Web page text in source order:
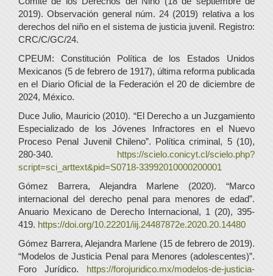
2019). Observación general núm. 24 (2019) relativa a los
derechos del niño en el sistema de justicia juvenil. Registro:
CRC/C/GC/24.
CPEUM: Constitución Política de los Estados Unidos
Mexicanos (5 de febrero de 1917), última reforma publicada
en el Diario Oficial de la Federación el 20 de diciembre de
2024, México.
Duce Julio, Mauricio (2010). “El Derecho a un Juzgamiento
Especializado de los Jóvenes Infractores en el Nuevo
Proceso Penal Juvenil Chileno”. Política criminal, 5 (10),
280-340.
https://scielo.conicyt.cl/scielo.php?
script=sci_arttext&pid=S0718-33992010000200001
Gómez Barrera, Alejandra Marlene (2020). “Marco
internacional del derecho penal para menores de edad”.
Anuario Mexicano de Derecho Internacional, 1 (20), 395-
419. https://doi.org/10.22201/iij.24487872e.2020.20.14480
Gómez Barrera, Alejandra Marlene (15 de febrero de 2019).
“Modelos de Justicia Penal para Menores (adolescentes)”.
Foro Jurídico.
https://forojuridico.mx/modelos-de-justicia-